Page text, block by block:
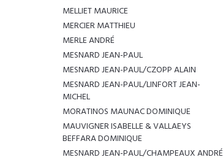
MELLIET MAURICE
MERCIER MATTHIEU
MERLE ANDRÉ
MESNARD JEAN-PAUL
MESNARD JEAN-PAUL/CZOPP ALAIN
MESNARD JEAN-PAUL/LINFORT JEAN-
MICHEL
MORATINOS MAUNAC DOMINIQUE
MAUVIGNER ISABELLE & VALLAEYS
BEFFARA DOMINIQUE
MESNARD JEAN-PAUL/CHAMPEAUX ANDRÉ